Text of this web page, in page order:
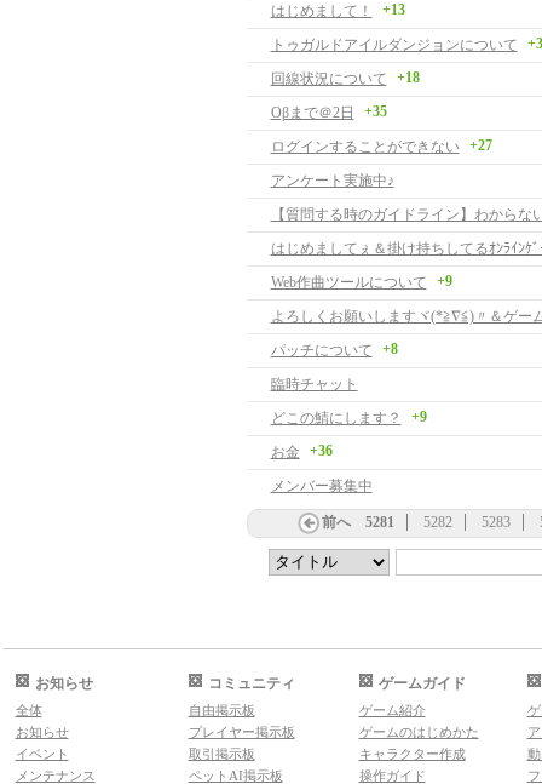
はじめまして！ +13
トゥガルドアイルダンジョンについて +3
回線状況について +18
Oβまで＠2日 +35
ログインすることができない +27
アンケート実施中♪
はじめましてぇ＆掛け持ちしてるｵﾝﾗｲﾝｹﾞ
Web作曲ツールについて
+9
パッチについて +8
臨時チャット
どこの鯖にします？
+9
お金 +36
メンバー募集中
前へ 5281 5282 5283
お知らせ
全体
お知らせ
イベント
メンテナンス
コミュニティ
自由掲示板
プレイヤー掲示板
取引掲示板
ペットAI掲示板
ゲームガイド
ゲーム紹介
ゲームのはじめかた
キャラクター作成
操作ガイド